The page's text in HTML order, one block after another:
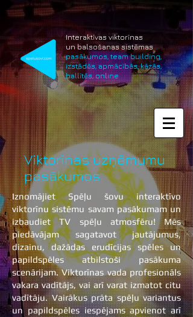
Interaktīvas viktorīnas
un balsošanas sistēmas
pasākumos, team building,
izstādēs, apmācībās, kāzās,
ballītēs, online
Viktorīnas uzņēmumu
pasākumos
Iznomājiet Spēļu šovu interaktīvo
viktorīnu sistēmu savam pasākumam un
izbaudiet TV spēļu atmosfēru! Mēs
piedāvājam sagatavot jautājumus,
dizainu, dažādas erudīcijas spēles un
papildspēles atbilstoši pasākuma
scenārijam. Viktorīnas vada profesionāls
vakara vadītājs, vai arī varat izmatot citu
vadītāju. Vairākus prāta spēļu variantus
un papildspēles iespējams apvienot arī